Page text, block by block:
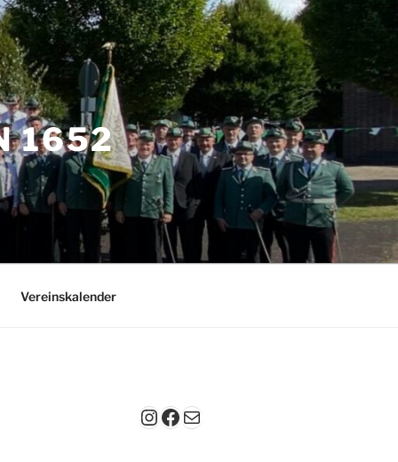
1652
Vereinskalender
Instagram
Facebook
E-Mail